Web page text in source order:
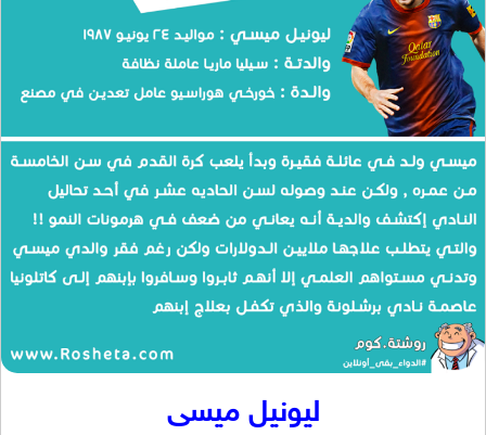
ليونيل ميسى